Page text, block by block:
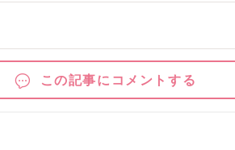
この記事にコメントする